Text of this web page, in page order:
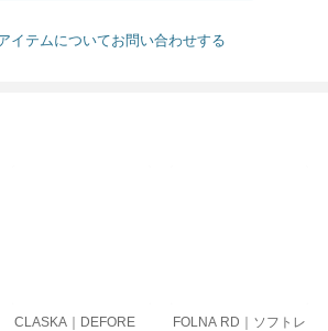
イテムについてお問い合わせする
CLASKA｜DEFORE
FOLNA RD｜ソフトレ